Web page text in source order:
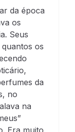
da época
os
Seus
os
da
no
na
Era muito